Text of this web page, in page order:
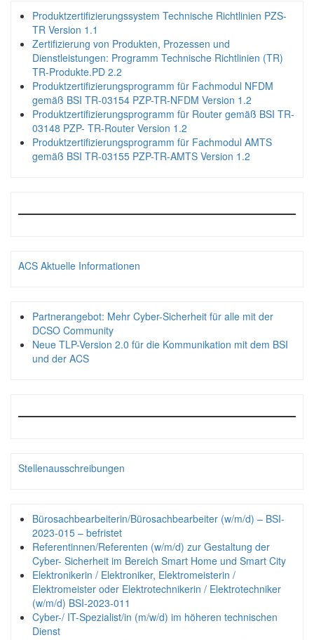
Produktzertifizierungssystem Technische Richtlinien PZS-
TR Version 1.1
Zertifizierung von Produkten, Prozessen und
Dienstleistungen: Programm Technische Richtlinien (TR)
TR-Produkte.PD 2.2
Produktzertifizierungsprogramm für Fachmodul NFDM
gemäß BSI TR-03154 PZP-TR-NFDM Version 1.2
Produktzertifizierungsprogramm für Router gemäß BSI TR-
03148 PZP- TR-Router Version 1.2
Produktzertifizierungsprogramm für Fachmodul AMTS
gemäß BSI TR-03155 PZP-TR-AMTS Version 1.2
ACS Aktuelle Informationen
Partnerangebot: Mehr Cyber-Sicherheit für alle mit der
DCSO Community
Neue TLP-Version 2.0 für die Kommunikation mit dem BSI
und der ACS
Stellenausschreibungen
Bürosachbearbeiterin/Bürosachbearbeiter (w/m/d) – BSI-
2023-015 – befristet
Referentinnen/Referenten (w/m/d) zur Gestaltung der
Cyber- Sicherheit im Bereich Smart Home und Smart City
Elektronikerin / Elektroniker, Elektromeisterin /
Elektromeister oder Elektrotechnikerin / Elektrotechniker
(w/m/d) BSI-2023-011
Cyber-/ IT-Spezialist/in (m/w/d) im höheren technischen
Dienst